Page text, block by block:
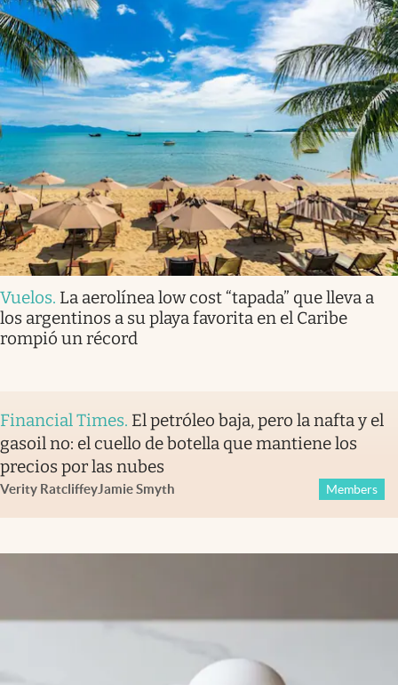
Vuelos. La aerolínea low cost “tapada” que lleva a
los argentinos a su playa favorita en el Caribe
rompió un récord
Financial Times. El petróleo baja, pero la nafta y el
gasoil no: el cuello de botella que mantiene los
precios por las nubes
Verity RatcliffeyJamie Smyth Members